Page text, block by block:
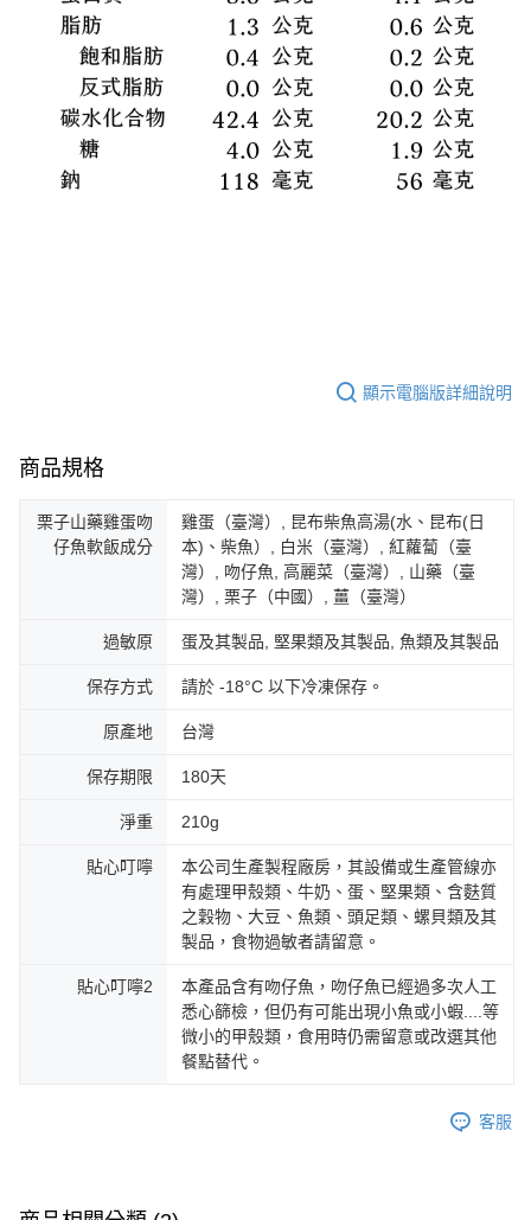
顯示電腦版詳細說明
商品規格
栗子山藥雞蛋吻
仔魚軟飯成分
雞蛋（臺灣）, 昆布柴魚高湯(水、昆布(日
本)、柴魚）, 白米（臺灣）, 紅蘿蔔（臺
灣）, 吻仔魚, 高麗菜（臺灣）, 山藥（臺
灣）, 栗子（中國）, 薑（臺灣）
過敏原 蛋及其製品, 堅果類及其製品, 魚類及其製品
保存方式 請於 -18°C 以下冷凍保存。
原產地 台灣
保存期限 180天
淨重 210g
貼心叮嚀
本公司生產製程廠房，其設備或生產管線亦
有處理甲殼類、牛奶、蛋、堅果類、含麩質
之穀物、大豆、魚類、頭足類、螺貝類及其
製品，食物過敏者請留意。
貼心叮嚀2
本產品含有吻仔魚，吻仔魚已經過多次人工
悉心篩檢，但仍有可能出現小魚或小蝦....等
微小的甲殼類，食用時仍需留意或改選其他
餐點替代。
客服